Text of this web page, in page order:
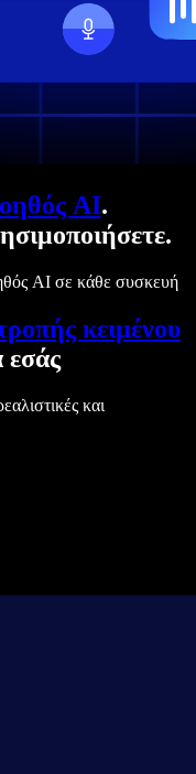
AI.
AI σε κάθε συσκευή
κειμένου
εσάς
και